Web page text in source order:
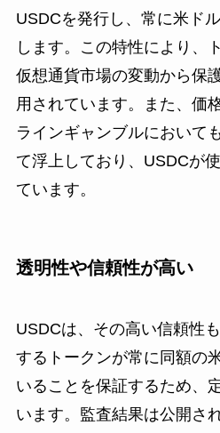
USDCを発行し、常に米ド
します。この特性により、
仮想通貨市場の変動から保
用されています。また、価
ラインギャンブルにおいて
て浮上しており、USDCが
ています。
透明性や信頼性が高い
USDCは、その高い信頼性
するトークンが常に同額の
いることを保証するため、
います。監査結果は公開さ